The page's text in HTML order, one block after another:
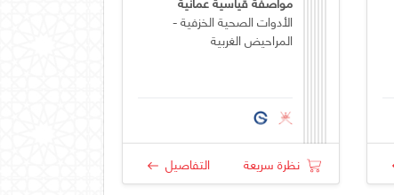
الأدوات الصحية الخزفية -
المراحيض الغربية
نظرة سريعة التفاصيل